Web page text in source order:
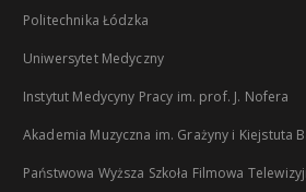
Politechnika Łódzka
Uniwersytet Medyczny
Instytut Medycyny Pracy im. prof. J. Nofera
Akademia Muzyczna im. Grażyny i Kiejstuta
Państwowa Wyższa Szkoła Filmowa